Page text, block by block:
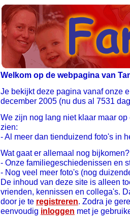
Welkom op de webpagina van
Je bekijkt deze pagina vanaf onze
december 2005 (nu dus al 7531
We zijn nog lang niet klaar maar
zien:
- Al meer dan tienduizend foto's in
Wat gaat er allemaal nog bijkomen?
- Onze familiegeschiedenissen en
- Nog veel meer foto's (nog
De inhoud van deze site is alleen
vrienden, kennissen en collega's.
door je te registreren. Zodra je
eenvoudig inloggen met je